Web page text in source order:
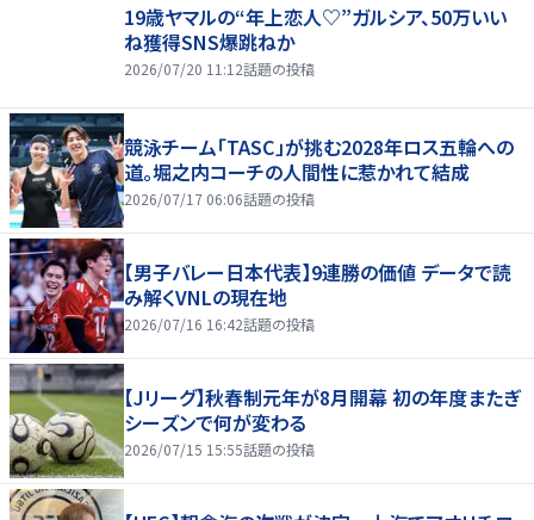
19歳ヤマルの“年上恋人♡”ガルシア、50万いい
ね獲得SNS爆跳ねか
2026/07/20 11:12話題の投稿
競泳チーム「TASC」が挑む2028年ロス五輪への
道。堀之内コーチの人間性に惹かれて結成
2026/07/17 06:06話題の投稿
【男子バレー日本代表】9連勝の価値 データで読
み解くVNLの現在地
2026/07/16 16:42話題の投稿
【Jリーグ】秋春制元年が8月開幕 初の年度またぎ
シーズンで何が変わる
2026/07/15 15:55話題の投稿